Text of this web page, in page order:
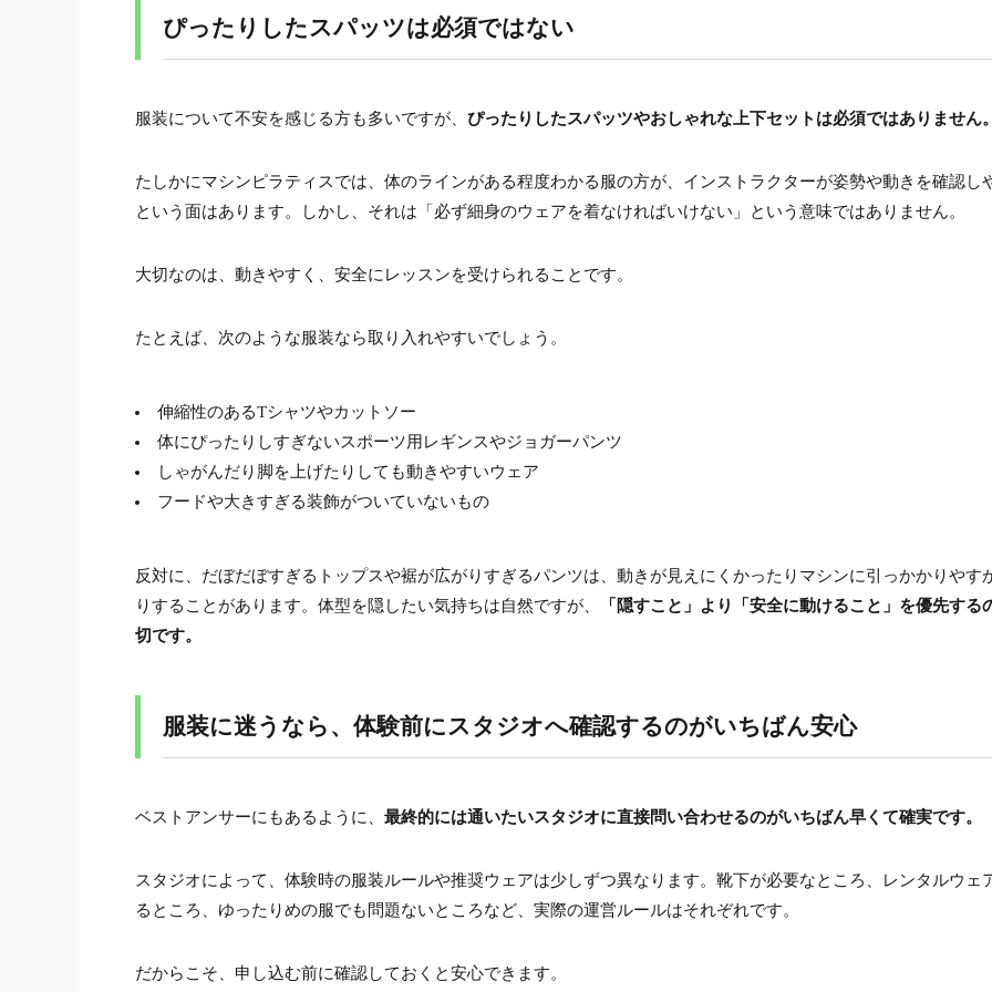
ぴったりしたスパッツは必須ではない
服装について不安を感じる方も多いですが、 ぴったりしたスパッツやおしゃれな上下セットは必須ではありません。
たしかにマシンピラティスでは、体のラインがある程度わかる服の方が、インストラクターが姿勢や動きを確認し
という面はあります。しかし、それは「必ず細身のウェアを着なければいけない」という意味ではありません。
大切なのは、動きやすく、安全にレッスンを受けられることです。
たとえば、次のような服装なら取り入れやすいでしょう。
伸縮性のあるTシャツやカットソー
体にぴったりしすぎないスポーツ用レギンスやジョガーパンツ
しゃがんだり脚を上げたりしても動きやすいウェア
フードや大きすぎる装飾がついていないもの
反対に、だぼだぼすぎるトップスや裾が広がりすぎるパンツは、動きが見えにくかったりマシンに引っかかりやす
りすることがあります。体型を隠したい気持ちは自然ですが、
「隠すこと」より「安全に動けること」を優先する
切です。
服装に迷うなら、体験前にスタジオへ確認するのがいちばん安心
ベストアンサーにもあるように、 最終的には通いたいスタジオに直接問い合わせるのがいちばん早くて確実です。
スタジオによって、体験時の服装ルールや推奨ウェアは少しずつ異なります。靴下が必要なところ、レンタルウェ
るところ、ゆったりめの服でも問題ないところなど、実際の運営ルールはそれぞれです。
だからこそ、申し込む前に確認しておくと安心できます。